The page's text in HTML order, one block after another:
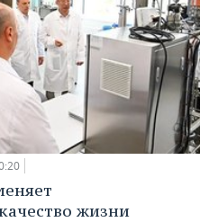
жизни